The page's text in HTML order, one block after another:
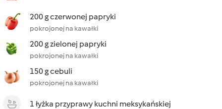
200 g czerwonej papryki
pokrojonej na kawałki
200 g zielonej papryki
pokrojonej na kawałki
150 g cebuli
pokrojonej na kawałki
1 łyżka przyprawy kuchni meksykańskiej